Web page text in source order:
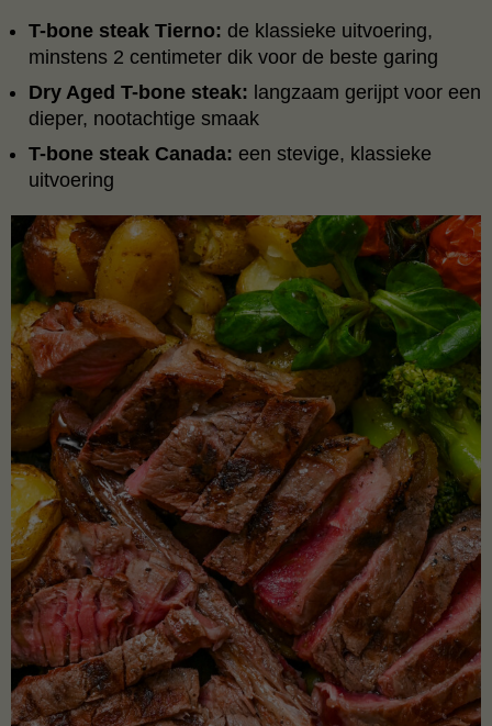
T-bone steak Tierno: de klassieke uitvoering,
minstens 2 centimeter dik voor de beste garing
Dry Aged T-bone steak: langzaam gerijpt voor een
dieper, nootachtige smaak
T-bone steak Canada: een stevige, klassieke
uitvoering